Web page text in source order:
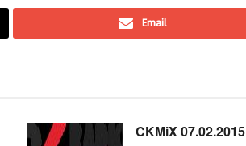
Email
CKMiX 07.02.2015